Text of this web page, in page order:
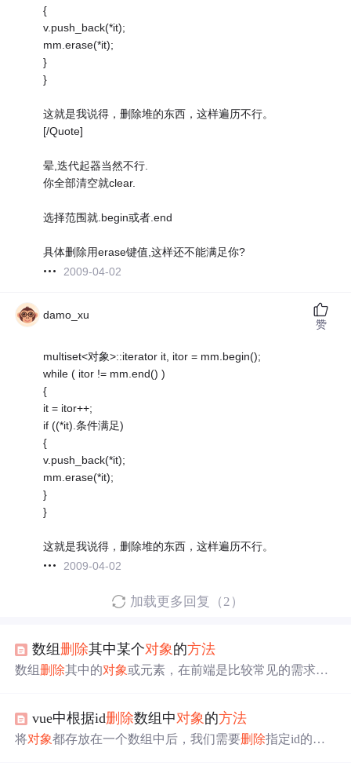
{
v.push_back(*it);
mm.erase(*it);
}
}
这就是我说得，删除堆的东西，这样遍历不行。
[/Quote]
晕,迭代起器当然不行.
你全部清空就clear.
选择范围就.begin或者.end
具体删除用erase键值,这样还不能满足你?
2009-04-02
damo_xu
multiset<对象>::iterator it, itor = mm.begin();
while ( itor != mm.end() )
{
it = itor++;
if ((*it).条件满足)
{
v.push_back(*it);
mm.erase(*it);
}
}
这就是我说得，删除堆的东西，这样遍历不行。
2009-04-02
赞
加载更多回复（2）
数组删除其中某个对象的方法
数组删除其中的对象或元素，在前端是比较常见的需求。
d){//目前主键和想要删除的主键对比 index = i; } } if(index>-
1){ this.list.splice(index,1); } 这种
方法只适合删除具有唯一
vue中根据id删除数组中对象的方法
将对象都存放在一个数组中后，我们需要删除指定id的一